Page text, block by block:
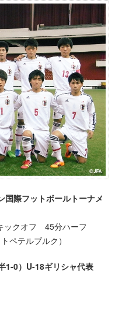
国際フットボールトーナメ
ックオフ 45分ハーフ
ペテルブルク）
0）U-18ギリシャ代表